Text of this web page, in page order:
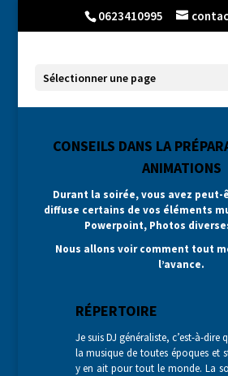
0623410995
Sélectionner une page
CONSEILS DANS LA
ANIMATIONS
Durant la soirée, vous avez peut-
diffuse certains de vos éléments
Powerpoint, Photos
Nous allons voir comment tout
l’avance.
RÉPERTOIRE
Je suis DJ généraliste, c’est-à-dire
la musique de toutes époques et
y en ait pour tout le monde. La